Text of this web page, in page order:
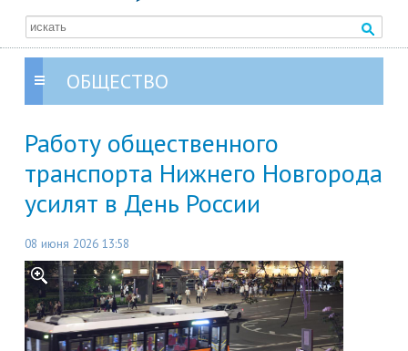
ОБЩЕСТВО
Работу общественного
транспорта Нижнего Новгорода
усилят в День России
08 июня 2026 13:58